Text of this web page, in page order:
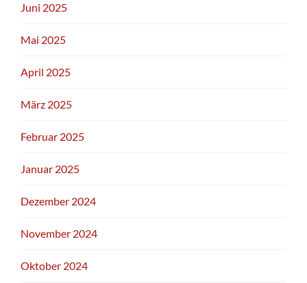
Juni 2025
Mai 2025
April 2025
März 2025
Februar 2025
Januar 2025
Dezember 2024
November 2024
Oktober 2024